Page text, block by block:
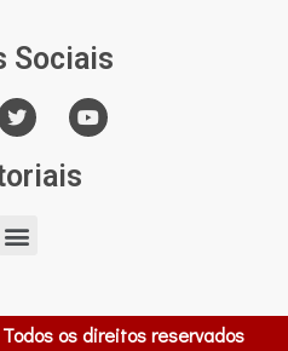
Sociais
os direitos reservados